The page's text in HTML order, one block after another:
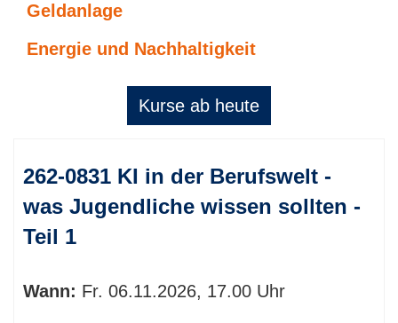
Geldanlage
Energie und Nachhaltigkeit
Kurse ab heute
Tabellenüberschriften
können
sortiert
werden.
262-0831 KI in der Berufswelt -
was Jugendliche wissen sollten -
Teil 1
Wann: Fr. 06.11.2026, 17.00 Uhr